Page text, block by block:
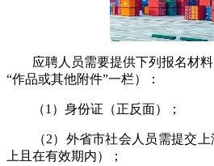
应聘人员需要提供下列报名材料
“作品或其他附件”一栏）：
（1）身份证（正反面）；
（2）外省市社会人员需提交上
上且在有效期内）；